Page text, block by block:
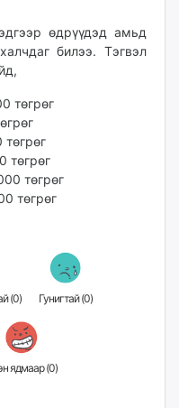
өдрүүдэд амьд
билээ. Тэгвэл
төгрөг
төгрөг
төгрөг
төгрөг
Гайхамшигтай (0) Гунигтай (0)
Үзэн ядмаар (0)